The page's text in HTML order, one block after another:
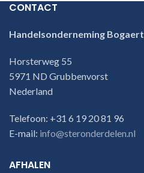
CONTACT
Handelsonderneming Bogaert
Horsterweg 55
5971 ND Grubbenvorst
Nederland
Telefoon: +31 6 19 20 81 96
E-mail: info@steronderdelen.nl
AFHALEN